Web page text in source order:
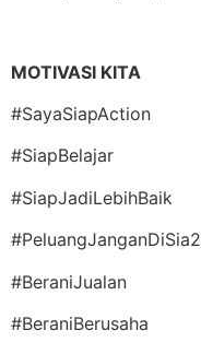
MOTIVASI KITA
#SayaSiapAction
#SiapBelajar
#SiapJadiLebihBaik
#PeluangJanganDiSia2
#BeraniJualan
#BeraniBerusaha